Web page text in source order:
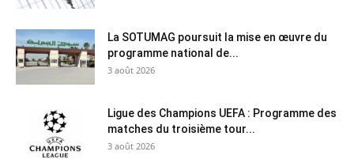
La SOTUMAG poursuit la mise en œuvre du
programme national de...
3 août 2026
Ligue des Champions UEFA : Programme des
matches du troisième tour...
3 août 2026